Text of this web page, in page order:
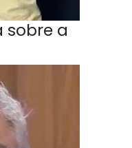
sobre a